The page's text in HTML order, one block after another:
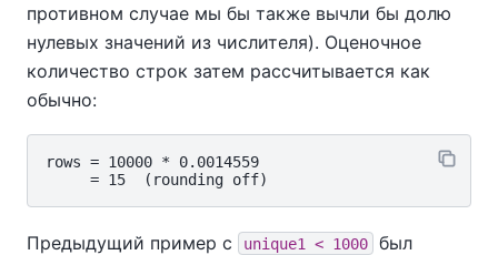
противном случае мы бы также вычли бы долю
нулевых значений из числителя). Оценочное
количество строк затем рассчитывается как
обычно:
rows = 10000 * 0.0014559
Предыдущий пример с unique1 < 1000
был